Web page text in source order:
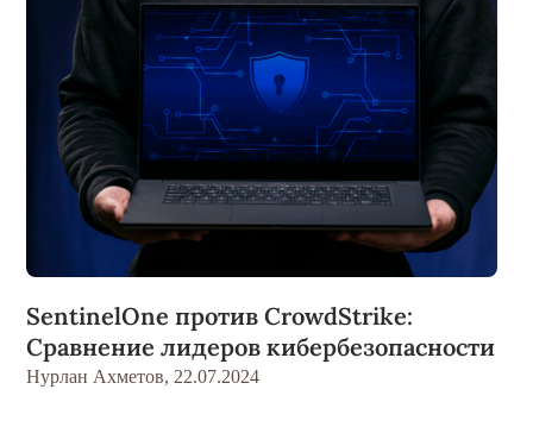
SentinelOne против CrowdStrike:
Сравнение лидеров кибербезопасности
Нурлан Ахметов, 22.07.2024